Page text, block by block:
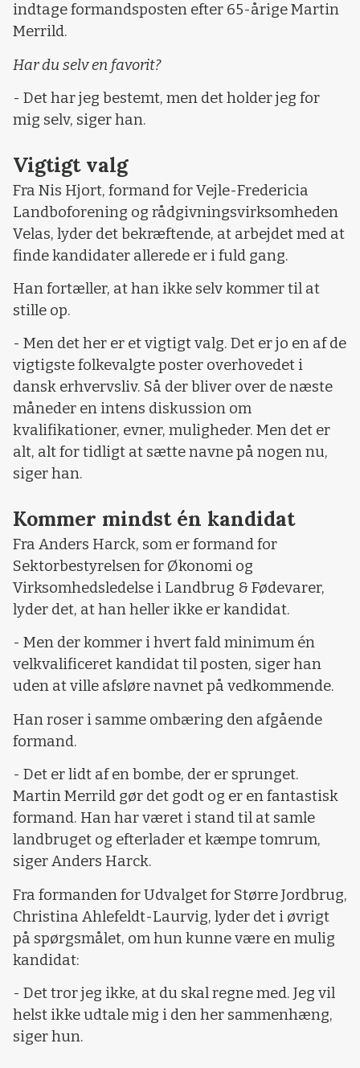
indtage formandsposten efter 65-årige Martin
Merrild.
Har du selv en favorit?
- Det har jeg bestemt, men det holder jeg for
mig selv, siger han.
Vigtigt valg
Fra Nis Hjort, formand for Vejle-Fredericia
Landboforening og rådgivningsvirksomheden
Velas, lyder det bekræftende, at arbejdet med at
finde kandidater allerede er i fuld gang.
Han fortæller, at han ikke selv kommer til at
stille op.
- Men det her er et vigtigt valg. Det er jo en af de
vigtigste folkevalgte poster overhovedet i
dansk erhvervsliv. Så der bliver over de næste
måneder en intens diskussion om
kvalifikationer, evner, muligheder. Men det er
alt, alt for tidligt at sætte navne på nogen nu,
siger han.
Kommer mindst én kandidat
Fra Anders Harck, som er formand for
Sektorbestyrelsen for Økonomi og
Virksomhedsledelse i Landbrug & Fødevarer,
lyder det, at han heller ikke er kandidat.
- Men der kommer i hvert fald minimum én
velkvalificeret kandidat til posten, siger han
uden at ville afsløre navnet på vedkommende.
Han roser i samme ombæring den afgående
formand.
- Det er lidt af en bombe, der er sprunget.
Martin Merrild gør det godt og er en fantastisk
formand. Han har været i stand til at samle
landbruget og efterlader et kæmpe tomrum,
siger Anders Harck.
Fra formanden for Udvalget for Større Jordbrug,
Christina Ahlefeldt-Laurvig, lyder det i øvrigt
på spørgsmålet, om hun kunne være en mulig
kandidat:
- Det tror jeg ikke, at du skal regne med. Jeg vil
helst ikke udtale mig i den her sammenhæng,
siger hun.